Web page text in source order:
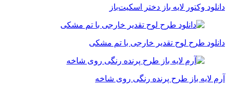
دانلود وکتور لایه باز دختر اسکیت‌باز
دانلود طرح لوح تقدیر خارجی با تم مشکی
آرم لایه باز طرح پرنده رنگی روی شاخه